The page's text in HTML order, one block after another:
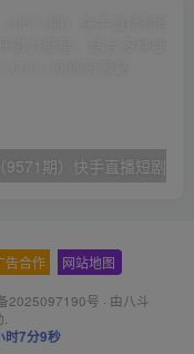
告合作 网站地图
2025097190号 · 由八斗
时7分9秒